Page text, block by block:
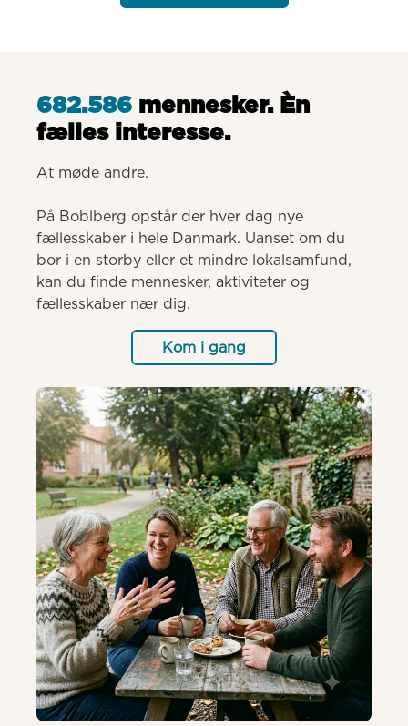
682.586 mennesker. Èn
fælles interesse.
At møde andre.
På Boblberg opstår der hver dag nye
fællesskaber i hele Danmark. Uanset om du
bor i en storby eller et mindre lokalsamfund,
kan du finde mennesker, aktiviteter og
fællesskaber nær dig.
Kom i gang